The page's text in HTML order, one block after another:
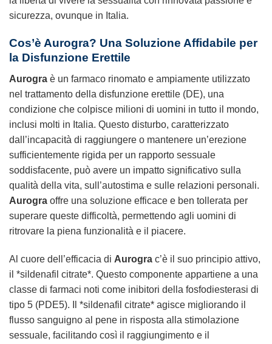
sicurezza, ovunque in Italia.
Cos’è Aurogra? Una Soluzione Affidabile per
la Disfunzione Erettile
Aurogra è un farmaco rinomato e ampiamente utilizzato
nel trattamento della disfunzione erettile (DE), una
condizione che colpisce milioni di uomini in tutto il mondo,
inclusi molti in Italia. Questo disturbo, caratterizzato
dall’incapacità di raggiungere o mantenere un’erezione
sufficientemente rigida per un rapporto sessuale
soddisfacente, può avere un impatto significativo sulla
qualità della vita, sull’autostima e sulle relazioni personali.
Aurogra offre una soluzione efficace e ben tollerata per
superare queste difficoltà, permettendo agli uomini di
ritrovare la piena funzionalità e il piacere.
Al cuore dell’efficacia di Aurogra c’è il suo principio attivo,
il *sildenafil citrate*. Questo componente appartiene a una
classe di farmaci noti come inibitori della fosfodiesterasi di
tipo 5 (PDE5). Il *sildenafil citrate* agisce migliorando il
flusso sanguigno al pene in risposta alla stimolazione
sessuale, facilitando così il raggiungimento e il